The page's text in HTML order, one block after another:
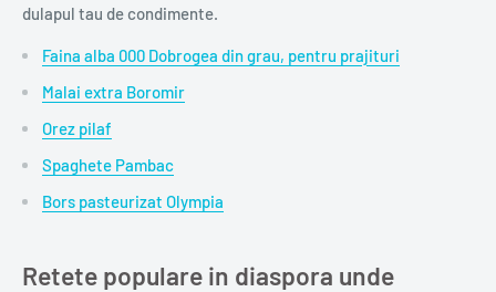
dulapul tau de condimente.
Faina alba 000 Dobrogea din grau, pentru prajituri
Malai extra Boromir
Orez pilaf
Spaghete Pambac
Bors pasteurizat Olympia
Retete populare in diaspora unde